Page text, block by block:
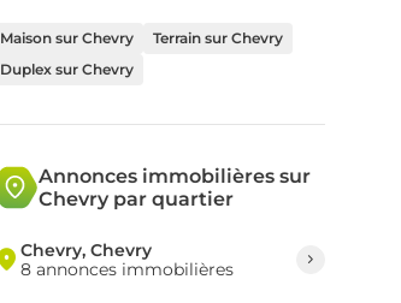
Maison sur Chevry
Terrain sur Chevry
Duplex sur Chevry
Annonces immobilières sur
Chevry par quartier
Chevry, Chevry
8 annonces immobilières